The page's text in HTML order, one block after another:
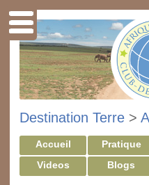
Destination Terre >
Accueil Pratique
Videos
Blogs